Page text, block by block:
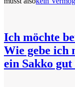
Ich möchte
Wie gebe ich
ein Sakko gut